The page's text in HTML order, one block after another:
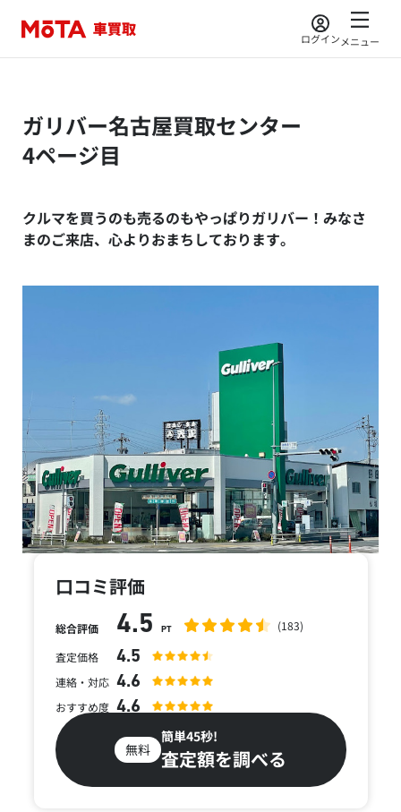
ログインメニュー
ガリバー名古屋買取センター
4ページ目
クルマを買うのも売るのもやっぱりガリバー！みなさ
まのご来店、心よりおまちしております。
口コミ評価
総合評価 4.5 PT (183)
査定価格
連絡・対応
おすすめ度
4.5
4.6
4.6
無料
簡単45秒!
査定額を調べる